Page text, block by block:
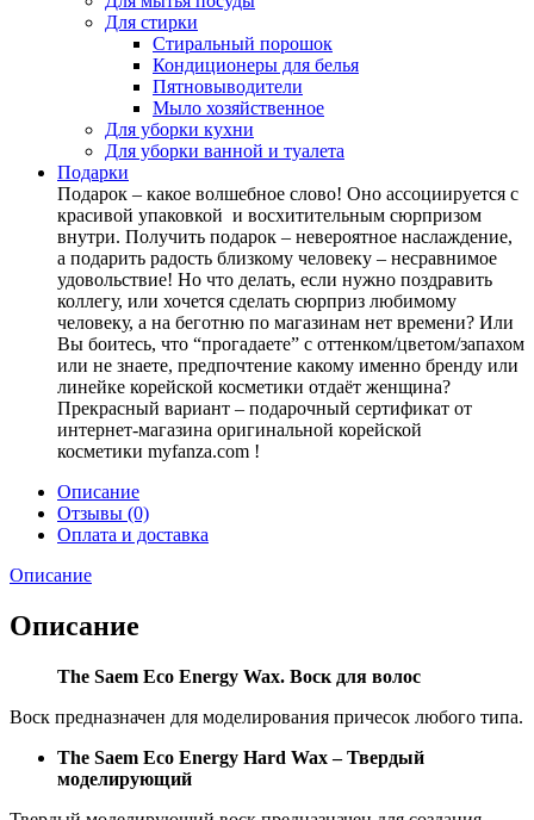
Для стирки
Стиральный порошок
Кондиционеры для белья
Пятновыводители
Мыло хозяйственное
Для уборки кухни
Для уборки ванной и туалета
Подарки
Подарок – какое волшебное слово! Оно ассоциируется с
красивой упаковкой и восхитительным сюрпризом
внутри. Получить подарок – невероятное наслаждение,
а подарить радость близкому человеку – несравнимое
удовольствие! Но что делать, если нужно поздравить
коллегу, или хочется сделать сюрприз любимому
человеку, а на беготню по магазинам нет времени? Или
Вы боитесь, что “прогадаете” с оттенком/цветом/запахом
или не знаете, предпочтение какому именно бренду или
линейке корейской косметики отдаёт женщина?
Прекрасный вариант – подарочный сертификат от
интернет-магазина оригинальной корейской
косметики myfanza.com !
Описание
Отзывы (0)
Оплата и доставка
Описание
Описание
The Saem Eco Energy Wax. Воск для волос
Воск предназначен для моделирования причесок любого типа.
The Saem Eco Energy Hard Wax – Твердый
моделирующий